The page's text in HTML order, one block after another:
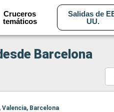
Cruceros
temáticos
Salidas de
UU.
Barcelona
Barcelona